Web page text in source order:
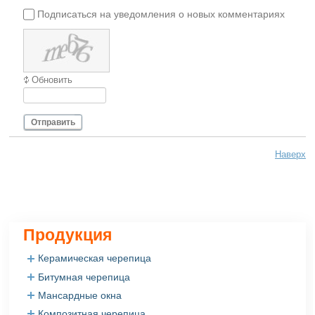
Подписаться на уведомления о новых комментариях
Обновить
Отправить
Наверх
Продукция
Керамическая черепица
Керамическая черепица Roben
Керамическая черепица Creaton
Керамическая черепица Tondach
Битумная черепица
Битумная черепица Gaf
Битумная черепица Katepal
Мансардные окна